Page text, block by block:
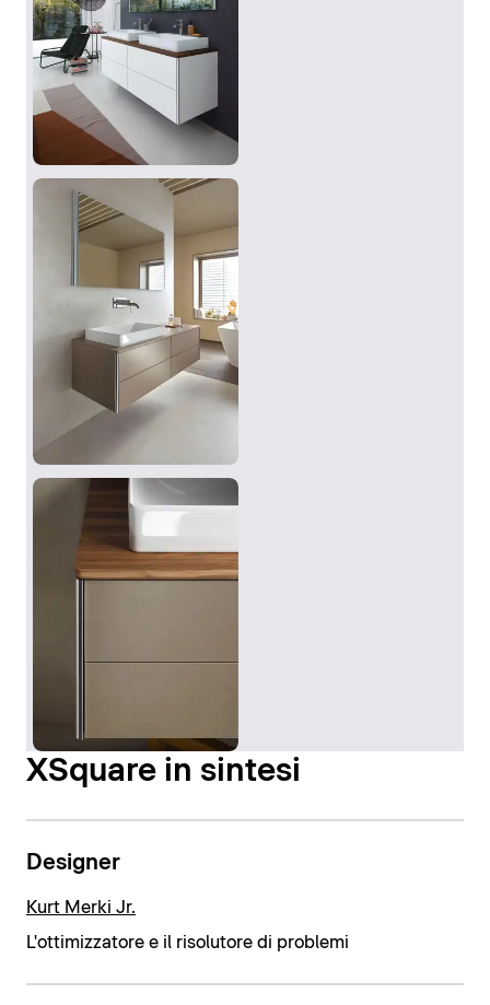
XSquare in sintesi
Designer
Kurt Merki Jr.
L'ottimizzatore e il risolutore di problemi